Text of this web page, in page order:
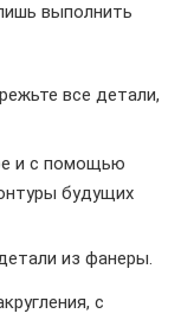
выполнить
все детали,
и с помощью
будущих
из фанеры.
с